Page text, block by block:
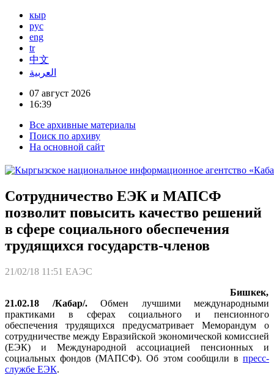
кыр
рус
eng
tr
中文
العربية
07 август 2026
16:39
Все архивные материалы
Поиск по архиву
На основной сайт
Сотрудничество ЕЭК и МАПСФ
позволит повысить качество решений
в сфере социального обеспечения
трудящихся государств-членов
21/02/18 11:51 ЕАЭС
Бишкек,
21.02.18 /Кабар/.Обмен лучшими международными
практиками в сферах социального и пенсионного
обеспечения трудящихся предусматривает Меморандум о
сотрудничестве между Евразийской экономической комиссией
(ЕЭК) и Международной ассоциацией пенсионных и
социальных фондов (МАПСФ).​​​ Об этом сообщили в пресс-
службе ЕЭК.